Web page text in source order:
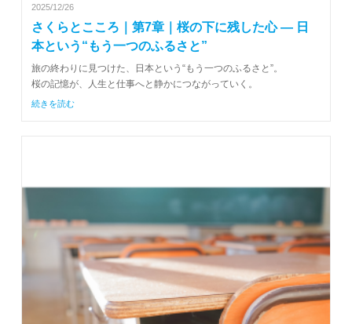
2025/12/26
さくらとこころ｜第7章｜桜の下に残した心 ― 日
本という“もう一つのふるさと”
旅の終わりに見つけた、日本という“もう一つのふるさと”。
桜の記憶が、人生と仕事へと静かにつながっていく。
続きを読む